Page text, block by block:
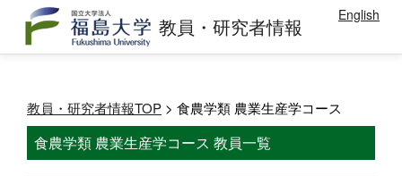
教員・研究者情報 English
教員・研究者情報TOP > 食農学類 農業生産学コース
食農学類 農業生産学コース 教員一覧